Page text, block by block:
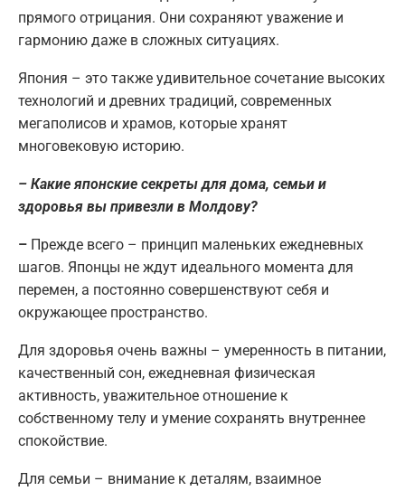
прямого отрицания. Они сохраняют уважение и
гармонию даже в сложных ситуациях.
Япония – это также удивительное сочетание высоких
технологий и древних традиций, современных
мегаполисов и храмов, которые хранят
многовековую историю.
– Какие японские секреты для дома, семьи и
здоровья вы привезли в Молдову?
– Прежде всего – принцип маленьких ежедневных
шагов. Японцы не ждут идеального момента для
перемен, а постоянно совершенствуют себя и
окружающее пространство.
Для здоровья очень важны – умеренность в питании,
качественный сон, ежедневная физическая
активность, уважительное отношение к
собственному телу и умение сохранять внутреннее
спокойствие.
Для семьи – внимание к деталям, взаимное